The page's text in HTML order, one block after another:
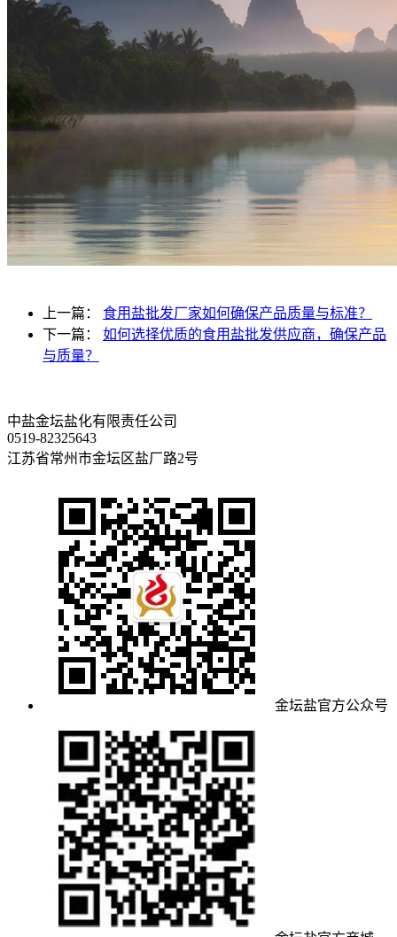
上一篇： 食用盐批发厂家如何确保产品质量与标准？
下一篇： 如何选择优质的食用盐批发供应商，确保产品
与质量？
中盐金坛盐化有限责任公司
0519-82325643
江苏省常州市金坛区盐厂路2号
金坛盐官方公众号